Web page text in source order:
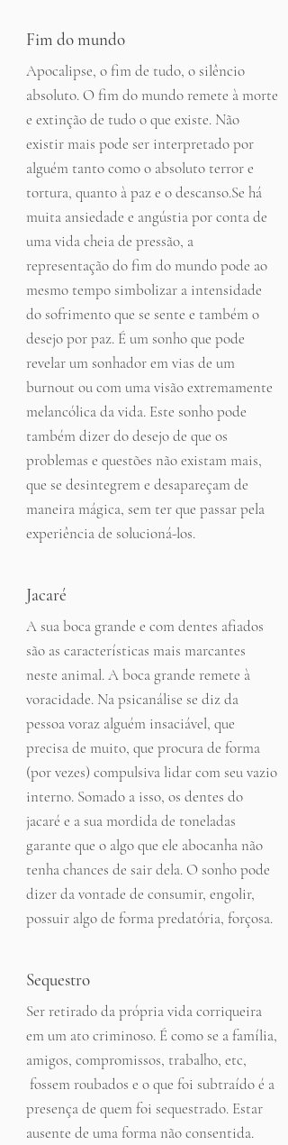
Fim do mundo
Apocalipse, o fim de tudo, o silêncio
absoluto. O fim do mundo remete à morte
e extinção de tudo o que existe. Não
existir mais pode ser interpretado por
alguém tanto como o absoluto terror e
tortura, quanto à paz e o descanso.Se há
muita ansiedade e angústia por conta de
uma vida cheia de pressão, a
representação do fim do mundo pode ao
mesmo tempo simbolizar a intensidade
do sofrimento que se sente e também o
desejo por paz. É um sonho que pode
revelar um sonhador em vias de um
burnout ou com uma visão extremamente
melancólica da vida. Este sonho pode
também dizer do desejo de que os
problemas e questões não existam mais,
que se desintegrem e desapareçam de
maneira mágica, sem ter que passar pela
experiência de solucioná-los.
Jacaré
A sua boca grande e com dentes afiados
são as características mais marcantes
neste animal. A boca grande remete à
voracidade. Na psicanálise se diz da
pessoa voraz alguém insaciável, que
precisa de muito, que procura de forma
(por vezes) compulsiva lidar com seu vazio
interno. Somado a isso, os dentes do
jacaré e a sua mordida de toneladas
garante que o algo que ele abocanha não
tenha chances de sair dela. O sonho pode
dizer da vontade de consumir, engolir,
possuir algo de forma predatória, forçosa.
Sequestro
Ser retirado da própria vida corriqueira
em um ato criminoso. É como se a família,
amigos, compromissos, trabalho, etc,
fossem roubados e o que foi subtraído é a
presença de quem foi sequestrado. Estar
ausente de uma forma não consentida.